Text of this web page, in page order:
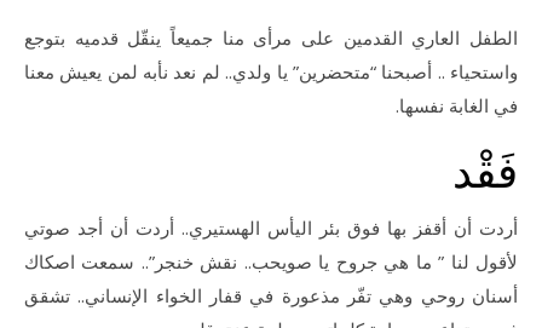
الطفل العاري القدمين على مرأى منا جميعاً ينقّل قدميه بتوجع
واستحياء .. أصبحنا “متحضرين” يا ولدي.. لم نعد نأبه لمن يعيش معنا
في الغابة نفسها.
فَقْد
أردت أن أقفز بها فوق بئر اليأس الهستيري.. أردت أن أجد صوتي
لأقول لنا ” ما هي جروح يا صويحب.. نقش خنجر”.. سمعت اصكاك
أسنان روحي وهي تفّر مذعورة في قفار الخواء الإنساني.. تشقق